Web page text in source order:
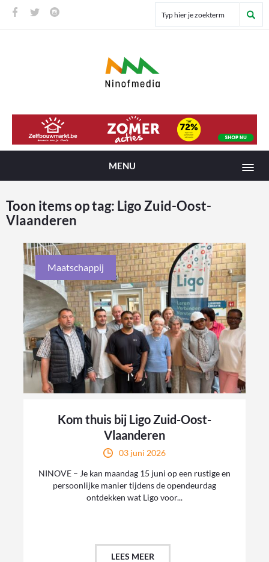
MENU
Toon items op tag: Ligo Zuid-Oost-
Vlaanderen
Maatschappij
Kom thuis bij Ligo Zuid-Oost-
Vlaanderen
03 juni 2026
NINOVE – Je kan maandag 15 juni op een rustige en
persoonlijke manier tijdens de opendeurdag
ontdekken wat Ligo voor...
LEES MEER